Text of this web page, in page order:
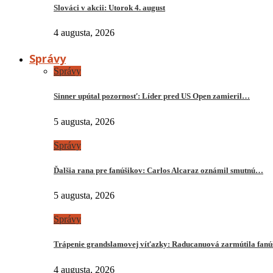
Slováci v akcii: Utorok 4. august
4 augusta, 2026
Správy
Správy
Sinner upútal pozornosť: Líder pred US Open zamieril…
5 augusta, 2026
Správy
Ďalšia rana pre fanúšikov: Carlos Alcaraz oznámil smutnú…
5 augusta, 2026
Správy
Trápenie grandslamovej víťazky: Raducanuová zarmútila
4 augusta, 2026